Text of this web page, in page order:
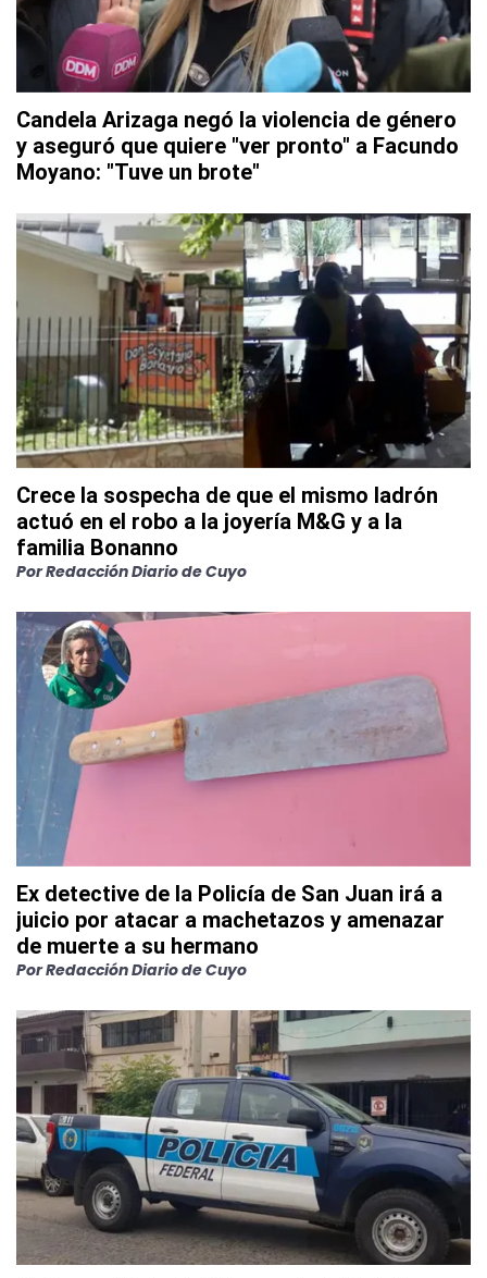
Candela Arizaga negó la violencia de género
y aseguró que quiere "ver pronto" a Facundo
Moyano: "Tuve un brote"
Crece la sospecha de que el mismo ladrón
actuó en el robo a la joyería M&G y a la
familia Bonanno
PorRedacción Diario de Cuyo
Ex detective de la Policía de San Juan irá a
juicio por atacar a machetazos y amenazar
de muerte a su hermano
PorRedacción Diario de Cuyo